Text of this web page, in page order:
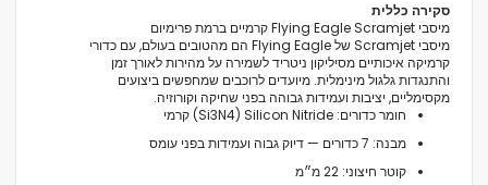
סקירה כללית
מיסבי Flying Eagle Scramjet קרמיים ברמת פרימיום
מיסבי Scramjet של Flying Eagle הם מהטובים בעולם, עם כדורי
קרמיקה איכותיים מסיליקון ניטריד לשמירה על מהירות לאורך זמן
והתנגדות גלגול מינימלית. מיועדים לרוכבים שמחפשים ביצועים
מקסימליים, יציבות ועמידות גבוהה בפני שחיקה וקורוזיה.
חומר כדורים: Silicon Nitride ‏(Si3N4) קרמי
מבנה: 7 כדורים — דיוק גבוה ועמידות בפני עומס
קוטר חיצוני: 22 מ״מ